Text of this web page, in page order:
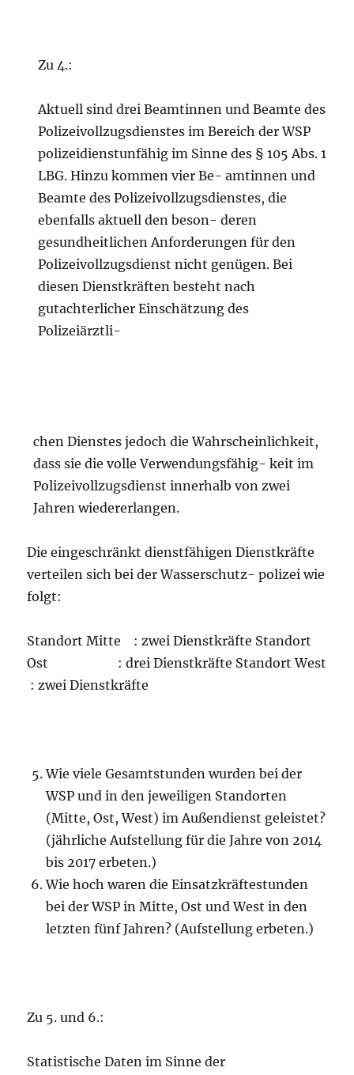
Zu 4.:
Aktuell sind drei Beamtinnen und Beamte des
Polizeivollzugsdienstes im Bereich der WSP
polizeidienstunfähig im Sinne des § 105 Abs. 1
LBG. Hinzu kommen vier Be- amtinnen und
Beamte des Polizeivollzugsdienstes, die
ebenfalls aktuell den beson- deren
gesundheitlichen Anforderungen für den
Polizeivollzugsdienst nicht genügen. Bei
diesen Dienstkräften besteht nach
gutachterlicher Einschätzung des
Polizeiärztli-
chen Dienstes jedoch die Wahrscheinlichkeit,
dass sie die volle Verwendungsfähig- keit im
Polizeivollzugsdienst innerhalb von zwei
Jahren wiedererlangen.
Die eingeschränkt dienstfähigen Dienstkräfte
verteilen sich bei der Wasserschutz- polizei wie
folgt:
Standort Mitte : zwei Dienstkräfte Standort
Ost : drei Dienstkräfte Standort West
: zwei Dienstkräfte
Wie viele Gesamtstunden wurden bei der
WSP und in den jeweiligen Standorten
(Mitte, Ost, West) im Außendienst geleistet?
(jährliche Aufstellung für die Jahre von 2014
bis 2017 erbeten.)
Wie hoch waren die Einsatzkräftestunden
bei der WSP in Mitte, Ost und West in den
letzten fünf Jahren? (Aufstellung erbeten.)
Zu 5. und 6.:
Statistische Daten im Sinne der